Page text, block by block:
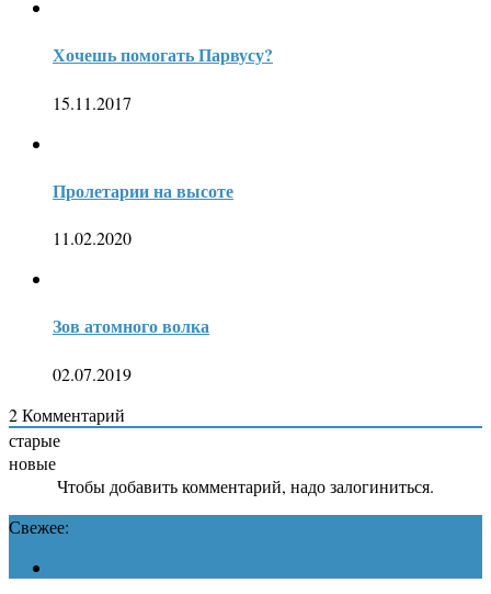
Хочешь помогать Парвусу?
15.11.2017
Пролетарии на высоте
11.02.2020
Зов атомного волка
02.07.2019
2Комментарий
старые
новые
Чтобы добавить комментарий, надо залогиниться.
Свежее: